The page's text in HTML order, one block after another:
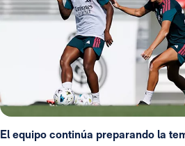
El equipo continúa preparando la